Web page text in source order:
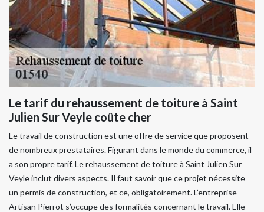
Le tarif du rehaussement de toiture à Saint
Julien Sur Veyle coûte cher
Le travail de construction est une offre de service que proposent
de nombreux prestataires. Figurant dans le monde du commerce, il
a son propre tarif. Le rehaussement de toiture à Saint Julien Sur
Veyle inclut divers aspects. Il faut savoir que ce projet nécessite
un permis de construction, et ce, obligatoirement. L’entreprise
Artisan Pierrot s’occupe des formalités concernant le travail. Elle